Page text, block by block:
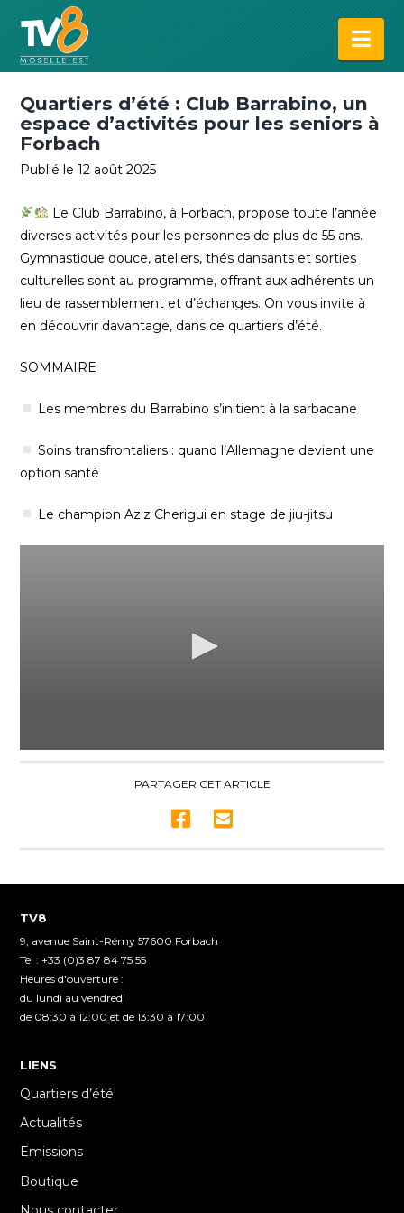
Quartiers d’été : Club Barrabino, un
espace d’activités pour les seniors à
Forbach
Publié le 12 août 2025
Le Club Barrabino, à Forbach, propose toute l’année
diverses activités pour les personnes de plus de 55 ans.
Gymnastique douce, ateliers, thés dansants et sorties
culturelles sont au programme, offrant aux adhérents un
lieu de rassemblement et d’échanges. On vous invite à
en découvrir davantage, dans ce quartiers d’été.
SOMMAIRE
Les membres du Barrabino s’initient à la sarbacane
Soins transfrontaliers : quand l’Allemagne devient une
option santé
Le champion Aziz Cherigui en stage de jiu-jitsu
PARTAGER CET ARTICLE
TV8
9, avenue Saint-Rémy 57600 Forbach
Tel : +33 (0)3 87 84 75 55
Heures d'ouverture :
du lundi au vendredi
de 08:30 à 12:00 et de 13:30 à 17:00
LIENS
Quartiers d’été
Actualités
Emissions
Boutique